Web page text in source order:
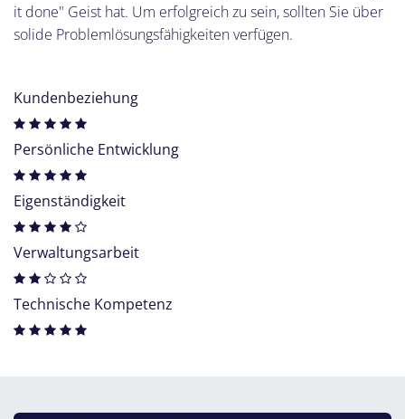
it done" Geist hat. Um erfolgreich zu sein, sollten Sie über
solide Problemlösungsfähigkeiten verfügen.
Kundenbeziehung
Persönliche Entwicklung
Eigenständigkeit
Verwaltungsarbeit
Technische Kompetenz